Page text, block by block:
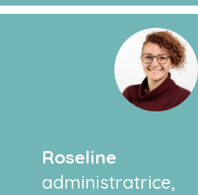
Roseline
administratrice,